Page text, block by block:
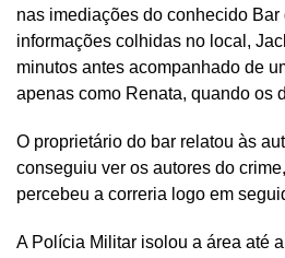
nas imediações do conhecido
informações colhidas no local,
minutos antes acompanhado de
apenas como Renata, quando os
O proprietário do bar relatou às
conseguiu ver os autores do
percebeu a correria logo em
A Polícia Militar isolou a área até